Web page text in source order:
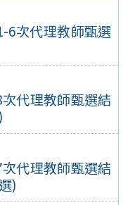
6次代理教師甄選
代理教師甄選結
代理教師甄選結
)